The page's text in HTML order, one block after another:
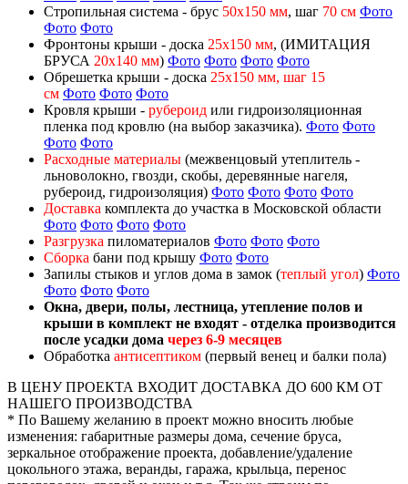
Стропильная система - брус 50х150 мм, шаг 70 см Фото
Фото Фото
Фронтоны крыши - доска 25х150 мм, (ИМИТАЦИЯ
БРУСА 20х140 мм) Фото Фото Фото Фото
Обрешетка крыши - доска 25х150 мм, шаг 15
см Фото Фото Фото
Кровля крыши - рубероид или гидроизоляционная
пленка под кровлю (на выбор заказчика). Фото Фото
Фото Фото
Расходные материалы (межвенцовый утеплитель -
льноволокно, гвозди, скобы, деревянные нагеля,
рубероид, гидроизоляция) Фото Фото Фото Фото
Доставка комплекта до участка в Московской области
Фото Фото Фото Фото
Разгрузка пиломатериалов Фото Фото Фото
Сборка бани под крышу Фото Фото
Запилы стыков и углов дома в замок (теплый угол) Фото
Фото Фото Фото
Окна, двери, полы, лестница, утепление полов и
крыши в комплект не входят - отделка производится
после усадки дома через 6-9 месяцев
Обработка антисептиком (первый венец и балки пола)
В ЦЕНУ ПРОЕКТА ВХОДИТ ДОСТАВКА ДО 600 КМ ОТ
НАШЕГО ПРОИЗВОДСТВА
* По Вашему желанию в проект можно вносить любые
изменения: габаритные размеры дома, сечение бруса,
зеркальное отображение проекта, добавление/удаление
цокольного этажа, веранды, гаража, крыльца, перенос